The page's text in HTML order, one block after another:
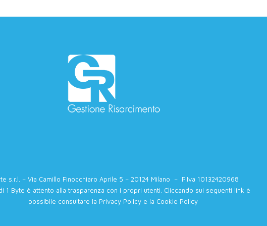
s.r.l. – Via Camillo Finocchiaro Aprile 5 – 20124 Milano – P.Iva 10132420968
1 Byte è attento alla trasparenza con i propri utenti. Cliccando sui seguenti link è
possibile consultare la Privacy Policy e la Cookie Policy